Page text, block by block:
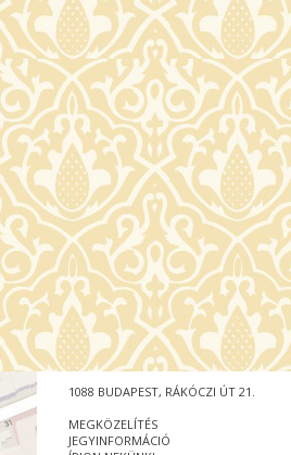
1088 BUDAPEST, RÁKÓCZI ÚT 21.
MEGKÖZELÍTÉS
JEGYINFORMÁCIÓ